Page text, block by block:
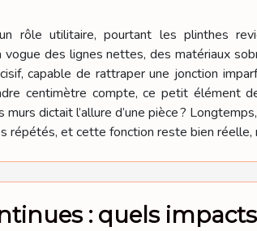
rôle utilitaire, pourtant les plinthes
des lignes nettes, des matériaux
capable de rattraper une jonction
centimètre compte, ce petit élément
dictait l’allure d’une pièce ?
répétés, et cette fonction reste bien réelle,
: quels